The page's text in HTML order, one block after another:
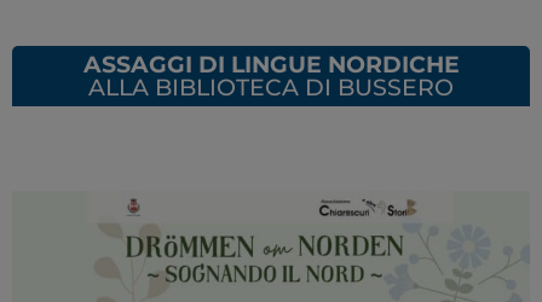
ASSAGGI DI LINGUE NORDICHE
ALLA BIBLIOTECA DI BUSSERO